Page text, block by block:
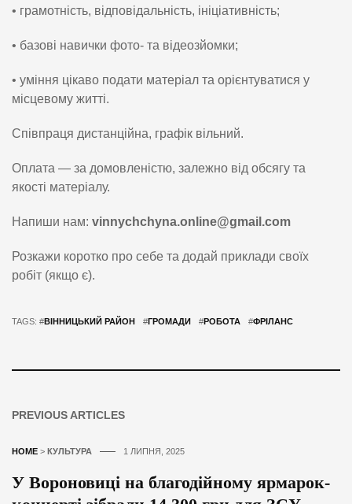
• грамотність, відповідальність, ініціативність;
• базові навички фото- та відеозйомки;
• уміння цікаво подати матеріал та орієнтуватися у
місцевому житті.
Співпраця дистанційна, графік вільний.
Оплата — за домовленістю, залежно від обсягу та
якості матеріалу.
Напиши нам: vinnychchyna.online@gmail.com
Розкажи коротко про себе та додай приклади своїх
робіт (якщо є).
TAGS: #ВІННИЦЬКИЙ РАЙОН #ГРОМАДИ #РОБОТА #ФРІЛАНС
PREVIOUS ARTICLES
HOME > КУЛЬТУРА 1 ЛИПНЯ, 2025
У Вороновиці на благодійному ярмарок-